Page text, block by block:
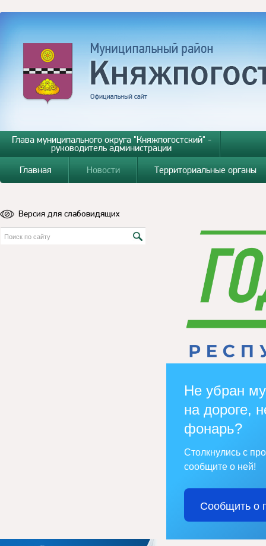
Глава муниципального округа "Княжпогостский" -
руководитель администрации
Главная
Новости Территориальные органы
Версия для слабовидящих
Не убран
на дороге,
фонарь?
Столкнулись с
сообщите о ней!
Сообщить о